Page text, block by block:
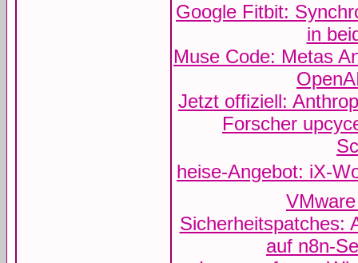
Google Fitbit:
in
Muse Code: Metas
Jetzt offiziell:
Forscher
heise-Angebot: iX-
Sicherheitspatches:
auf n8n-